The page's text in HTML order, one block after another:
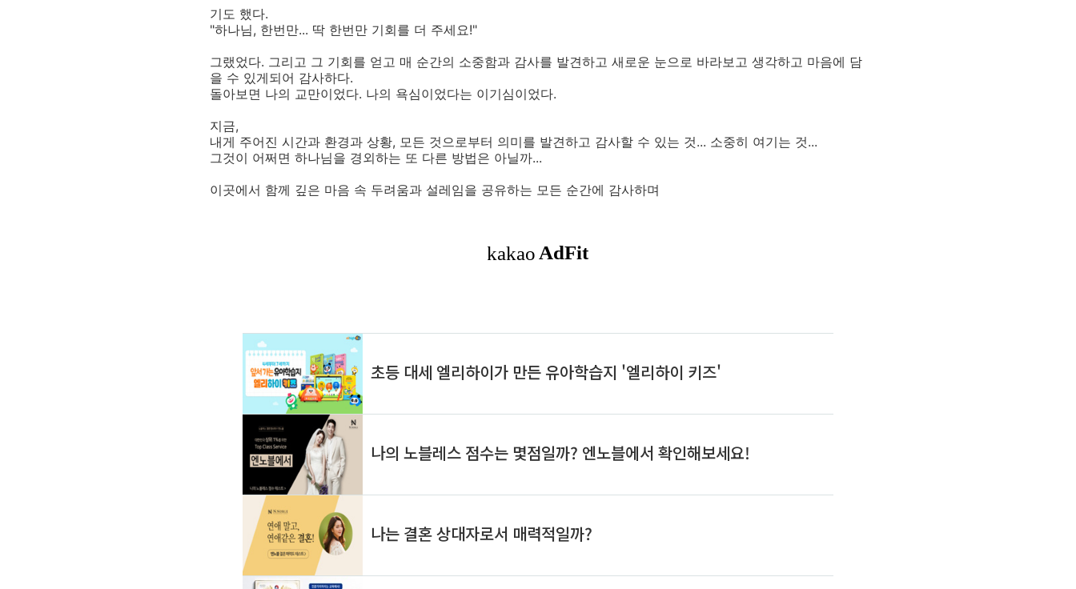
기도 했다.
"하나님, 한번만... 딱 한번만 기회를 더 주세요!"
그랬었다. 그리고 그 기회를 얻고 매 순간의 소중함과 감사를 발견하고 새로운 눈으로 바라보고 생각하고 마음에 담
을 수 있게되어 감사하다.
돌아보면 나의 교만이었다. 나의 욕심이었다는 이기심이었다.
지금,
내게 주어진 시간과 환경과 상황, 모든 것으로부터 의미를 발견하고 감사할 수 있는 것... 소중히 여기는 것...
그것이 어쩌면 하나님을 경외하는 또 다른 방법은 아닐까...
이곳에서 함께 깊은 마음 속 두려움과 설레임을 공유하는 모든 순간에 감사하며